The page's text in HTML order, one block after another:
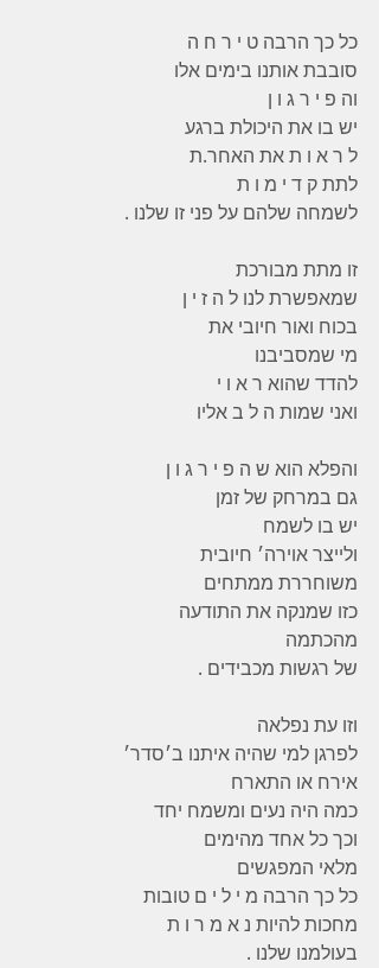
כל כך הרבה ט י ר ח ה
סובבת אותנו בימים אלו
וה פ י ר ג ו ן
יש בו את היכולת ברגע
ל ר א ו ת את האחר.ת
לתת ק ד י מ ו ת
לשמחה שלהם על פני זו שלנו .
זו מתת מבורכת
שמאפשרת לנו ל ה ז י ן
בכוח ואור חיובי את
מי שמסביבנו
להדד שהוא ר א ו י
ואני שמות ה ל ב אליו
והפלא הוא ש ה פ י ר ג ו ן
גם במרחק של זמן
יש בו לשמח
ולייצר אוירה׳ חיובית
משוחררת ממתחים
כזו שמנקה את התודעה
מהכתמה
של רגשות מכבידים .
וזו עת נפלאה
לפרגן למי שהיה איתנו ב׳סדר׳
אירח או התארח
כמה היה נעים ומשמח יחד
וכך כל אחד מהימים
מלאי המפגשים
כל כך הרבה מ י ל י ם טובות
מחכות להיות נ א מ ר ו ת
בעולמנו שלנו .